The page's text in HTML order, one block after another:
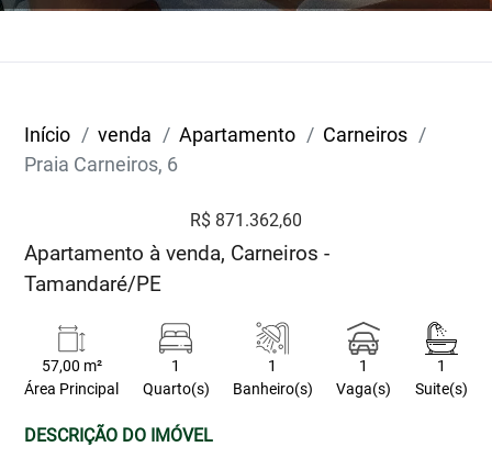
Início venda Apartamento
Carneiros
Praia Carneiros, 6
R$ 871.362,60
Apartamento à venda, Carneiros -
Tamandaré/PE
57,00 m²
Área Principal
1
Quarto(s)
1
Banheiro(s)
1
Vaga(s)
1
Suite(s)
DESCRIÇÃO DO IMÓVEL